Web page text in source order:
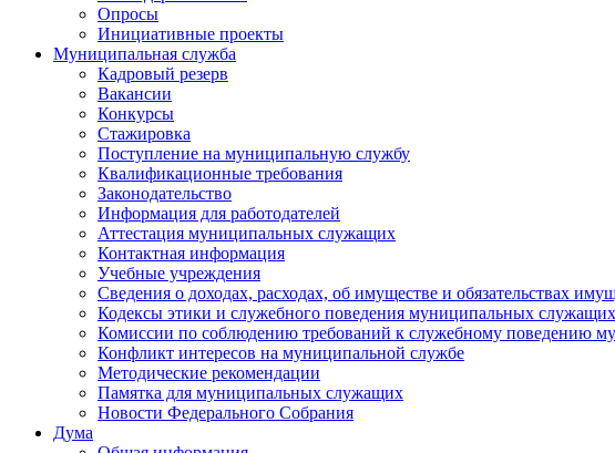
Опросы
Инициативные проекты
Муниципальная служба
Кадровый резерв
Вакансии
Конкурсы
Стажировка
Поступление на муниципальную службу
Квалификационные требования
Законодательство
Информация для работодателей
Аттестация муниципальных служащих
Контактная информация
Учебные учреждения
Сведения о доходах, расходах, об имуществе и обязательствах
Кодексы этики и служебного поведения муниципальных служащих
Комиссии по соблюдению требований к служебному поведению
Конфликт интересов на муниципальной службе
Методические рекомендации
Памятка для муниципальных служащих
Новости Федерального Cобрания
Дума